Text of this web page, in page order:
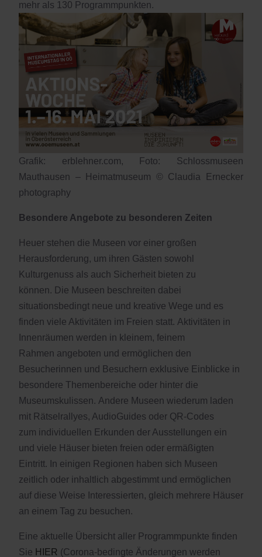
mehr als 130 Programmpunkten.
Grafik: erblehner.com, Foto: Schlossmuseen
Mauthausen – Heimatmuseum © Claudia Ernecker
photography
Besondere Angebote zu besonderen Zeiten
Heuer stehen die Museen vor einer großen
Herausforderung, um ihren Gästen sowohl
Kulturgenuss als auch Sicherheit bieten zu
können. Die Museen beschreiten dabei
situationsbedingt neue und kreative Wege und es
finden viele Aktivitäten im Freien statt. Aktivitäten in
Innenräumen werden in kleinem, feinem
Rahmen angeboten und ermöglichen den
Besucherinnen und Besuchern exklusive Einblicke in
besondere Themenbereiche oder hinter die
Museumskulissen. Andere Museen wiederum laden
mit Rätselrallyes, AudioGuides oder QR-Codes
zum individuellen Erkunden der Ausstellungen ein
und viele Häuser bieten freien oder ermäßigten
Eintritt. In einigen Regionen haben sich Museen
zeitlich oder inhaltlich abgestimmt und ermöglichen
auf diese Weise Interessierten, gleich mehrere Häuser
an einem Tag zu besuchen.
Eine aktuelle Übersicht aller Programmpunkte finden
Sie HIER (Corona-bedingte Änderungen werden